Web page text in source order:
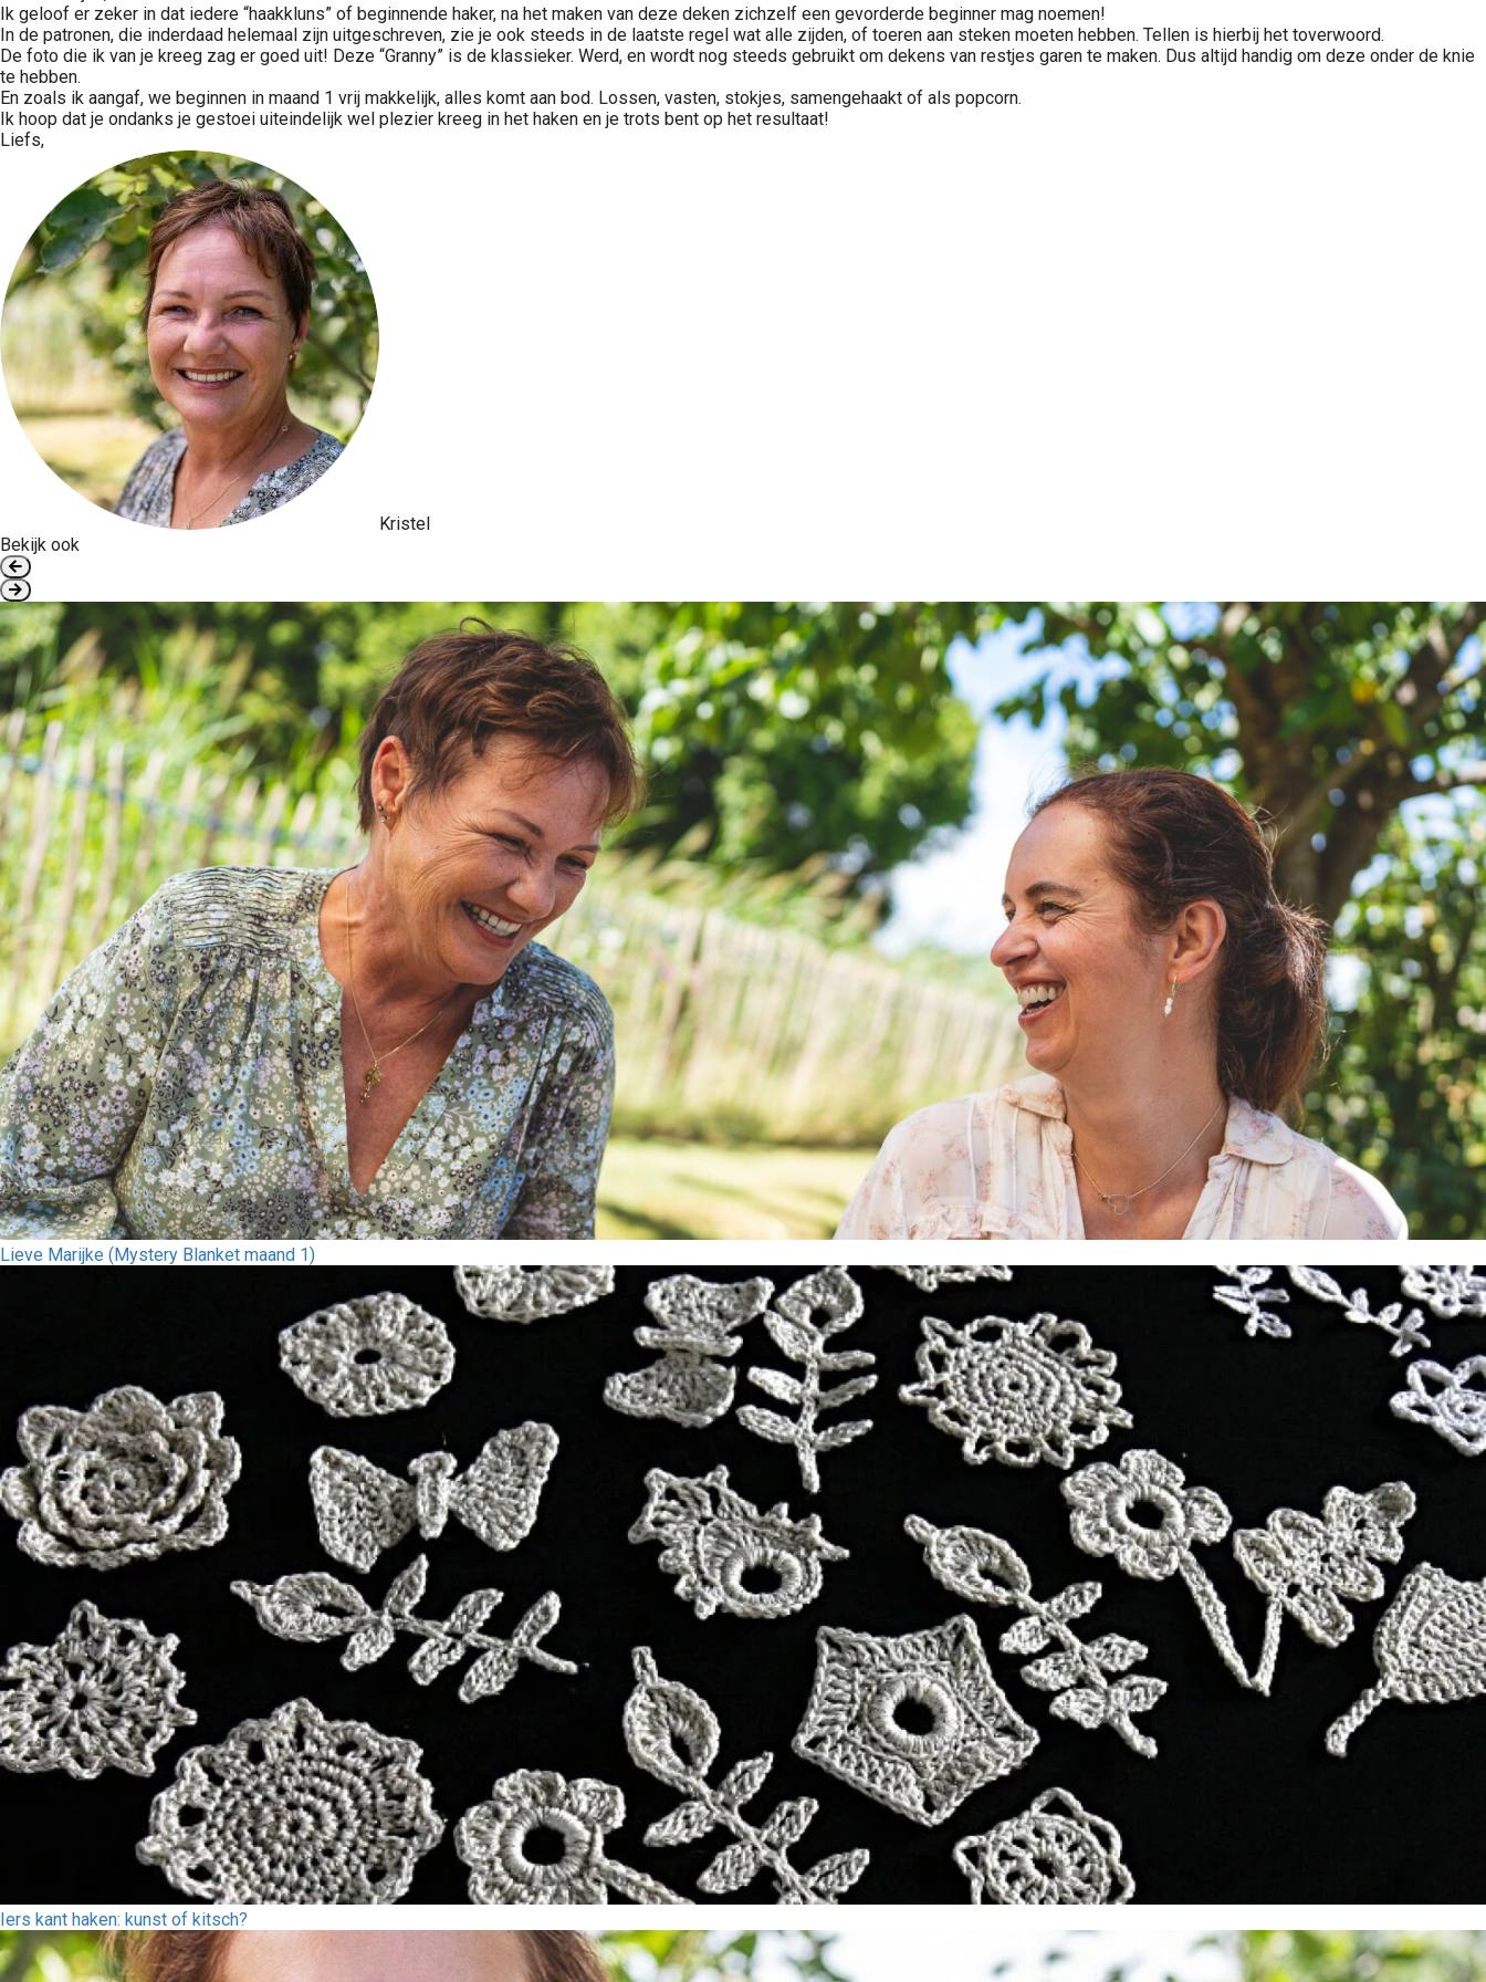
Ik geloof er zeker in dat iedere “haakkluns” of beginnende haker, na het maken van deze deken zichzelf een gevorderde beginner mag noemen!
In de patronen, die inderdaad helemaal zijn uitgeschreven, zie je ook steeds in de laatste regel wat alle zijden, of toeren aan steken moeten hebben. Tellen is hierbij het toverwoord.
De foto die ik van je kreeg zag er goed uit! Deze “Granny” is de klassieker. Werd, en wordt nog steeds gebruikt om dekens van restjes garen te maken. Dus altijd handig om deze onder de knie
te hebben.
En zoals ik aangaf, we beginnen in maand 1 vrij makkelijk, alles komt aan bod. Lossen, vasten, stokjes, samengehaakt of als popcorn.
Ik hoop dat je ondanks je gestoei uiteindelijk wel plezier kreeg in het haken en je trots bent op het resultaat!
Liefs,
Kristel
Bekijk ook
Lieve Marijke (Mystery Blanket maand 1)
Iers kant haken: kunst of kitsch?